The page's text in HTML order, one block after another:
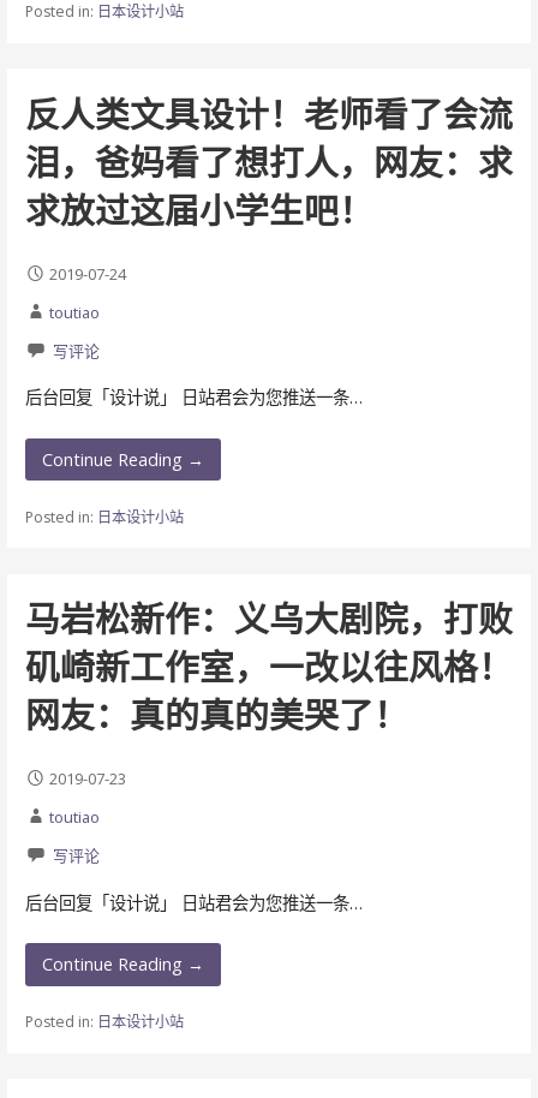
Posted in: 日本设计小站
反人类文具设计！老师看了会流
泪，爸妈看了想打人​，网友：求
求放过这届小学生吧！
2019-07-24
toutiao
写评论
后台回复「设计说」 日站君会为您推送一条…
Continue Reading →
Posted in: 日本设计小站
马岩松新作：义乌大剧院，打败
矶崎新工作室，一改以往风格！
网友：真的真的美哭了！
2019-07-23
toutiao
写评论
后台回复「设计说」 日站君会为您推送一条…
Continue Reading →
Posted in: 日本设计小站